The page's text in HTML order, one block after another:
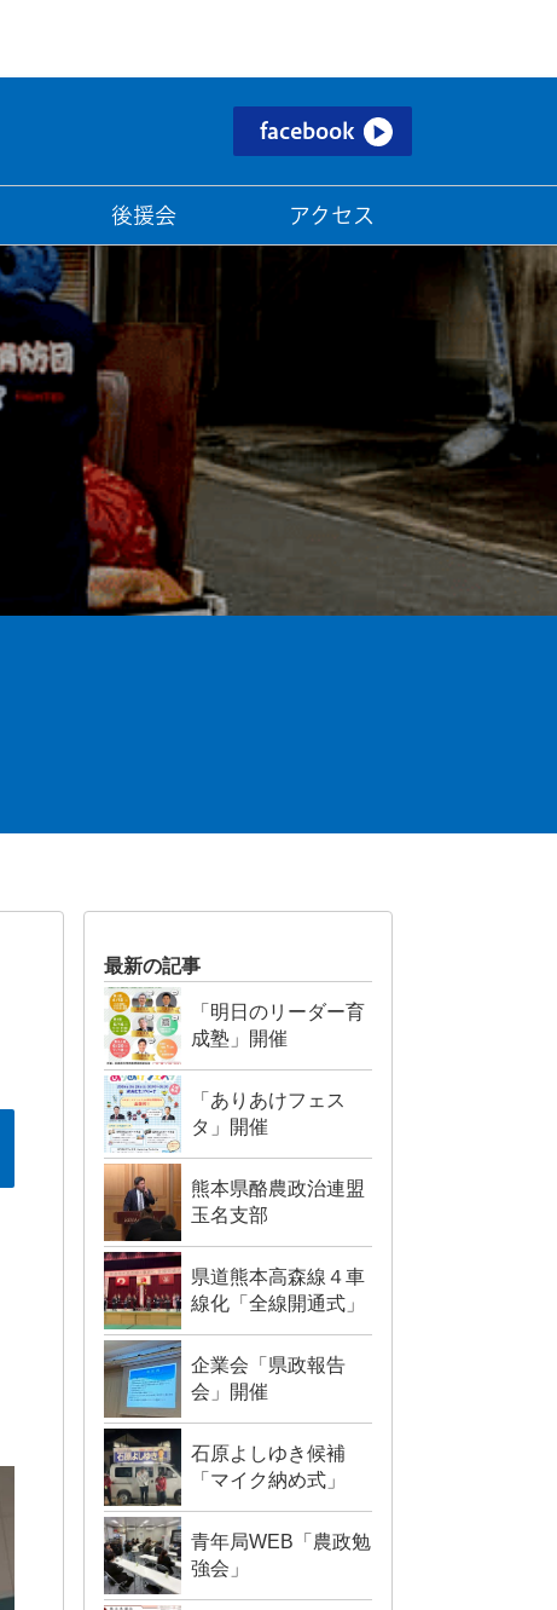
facebook
後援会 アクセス
最新の記事
「明日のリーダー育
成塾」開催
「ありあけフェス
タ」開催
熊本県酪農政治連盟
玉名支部
県道熊本高森線４車
線化「全線開通式」
企業会「県政報告
会」開催
石原よしゆき候補
「マイク納め式」
青年局WEB「農政勉
強会」